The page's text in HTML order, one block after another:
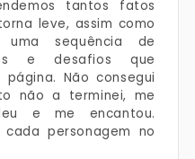
tantos fatos
leve, assim como
sequência de
e desafios que
Não consegui
não a terminei, me
e me encantou.
personagem no